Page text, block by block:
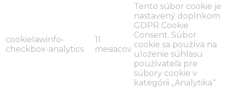
cookielawinfo-
checkbox-analytics
11
mesiacov
Tento súbor cookie je
nastavený doplnkom
GDPR Cookie
Consent. Súbor
cookie sa používa na
uloženie súhlasu
používateľa pre
súbory cookie v
kategórii „Analytika“.